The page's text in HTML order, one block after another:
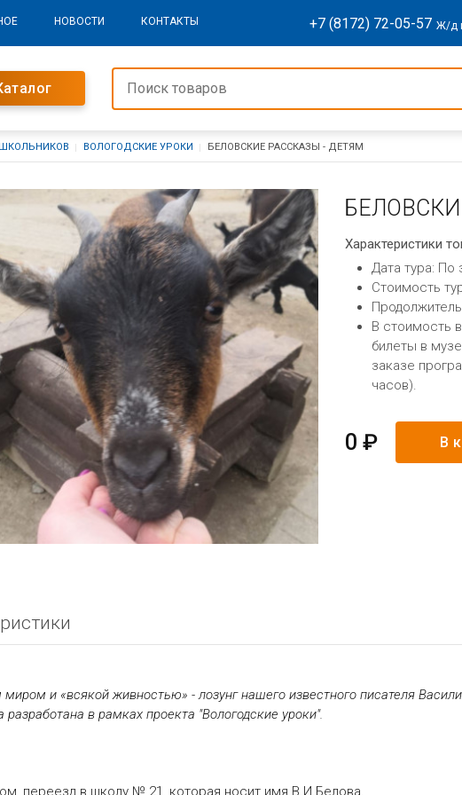
НОВОСТИ КОНТАКТЫ +7 (8172) 72-05-57 Ж/д
ВОЛОГОДСКИЕ УРОКИ БЕЛОВСКИЕ РАССКАЗЫ - ДЕТЯМ
Характеристики
Дата тура: По
Стоимость
В стоимость
билеты в
заказе
часов).
0 ₽ В
и «всякой живностью» - лозунг нашего известного писателя
в рамках проекта "Вологодские уроки".
переезд в школу № 21, которая носит имя В.И.Белова.